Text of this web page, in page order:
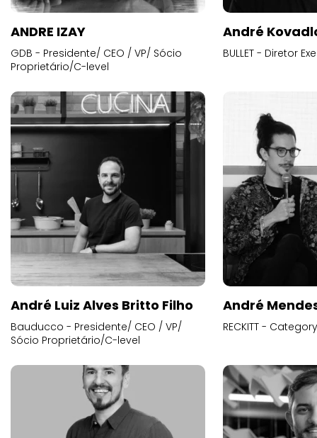
ANDRE IZAY
GDB - Presidente/ CEO / VP/ Sócio
Proprietário/C-level
André
BULLET - Diretor
André Luiz Alves Britto Filho
Bauducco - Presidente/ CEO / VP/
Sócio Proprietário/C-level
André
RECKITT -